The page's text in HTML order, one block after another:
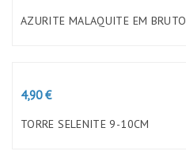
AZURITE MALAQUITE EM BRUTO
Preço
4,90 €
TORRE SELENITE 9-10CM